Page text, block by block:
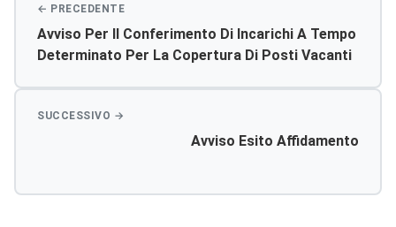
Avviso Per Il Conferimento Di Incarichi A Tempo
Determinato Per La Copertura Di Posti Vacanti
Avviso Esito Affidamento